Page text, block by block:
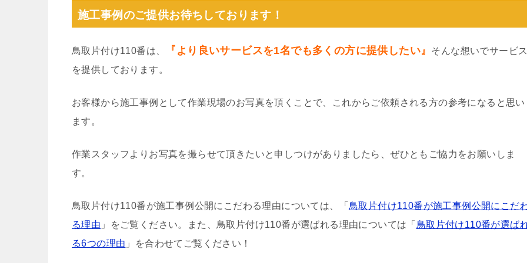
施工事例のご提供お待ちしております！
鳥取片付け110番は、 『より良いサービスを1名でも多くの方に提供したい』
そんな想いでサービス
を提供しております。
お客様から施工事例として作業現場のお写真を頂くことで、これからご依頼される方の参考になると思い
ます。
作業スタッフよりお写真を撮らせて頂きたいと申しつけがありましたら、ぜひともご協力をお願いしま
す。
鳥取片付け110番が施工事例公開にこだわる理由については、「 鳥取片付け110番が施工事例公開にこだ
る理由 」をご覧ください。また、鳥取片付け110番が選ばれる理由については「 鳥取片付け110番が選ば
る6つの理由 」を合わせてご覧ください！